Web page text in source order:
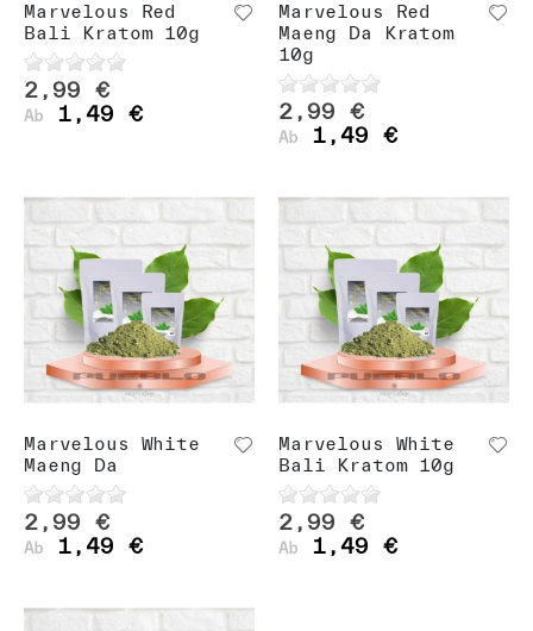
Marvelous Red
Bali Kratom 10g
2,99 €
Ab 1,49 €
Marvelous Red
Maeng Da Kratom
10g
2,99 €
Ab 1,49 €
Marvelous White
Maeng Da
2,99 €
Ab 1,49 €
Marvelous White
Bali Kratom 10g
2,99 €
Ab 1,49 €